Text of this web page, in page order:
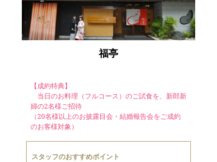
福亭
【成約特典】
当日のお料理（フルコース）のご試食を、新郎新
婦の2名様ご招待
（20名様以上のお披露目会・結婚報告会をご成約
のお客様対象）
スタッフのおすすめポイント